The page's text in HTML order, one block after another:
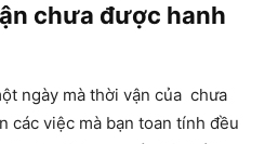
chưa được hanh
ngày mà thời vận của chưa
các việc mà bạn toan tính đều